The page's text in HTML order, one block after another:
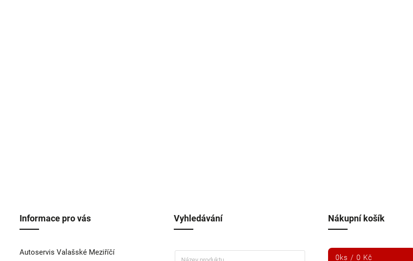
Informace pro vás
Autoservis Valašské Meziříčí
Vyhledávání Nákupní košík
0ks / 0 Kč